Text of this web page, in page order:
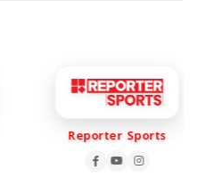
Reporter Sports